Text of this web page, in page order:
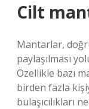
Cilt
Mantarlar,
paylaşılması
Özellikle bazı
birden fazla
bulaşıcılıkları